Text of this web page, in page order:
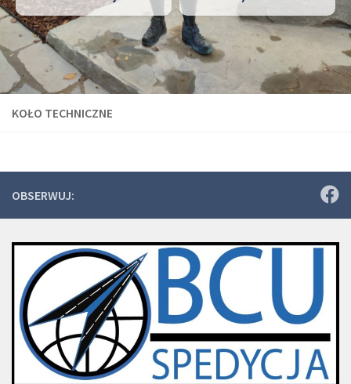
KOŁO TECHNICZNE
OBSERWUJ: